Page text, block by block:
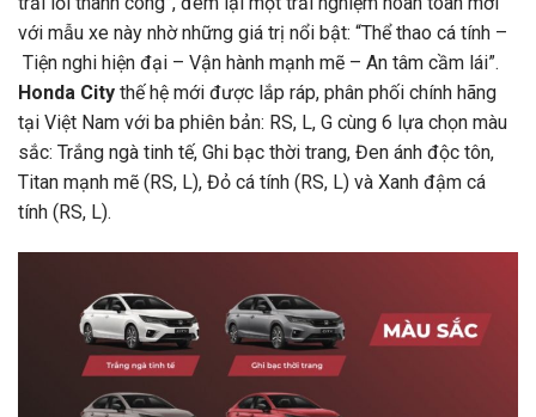
với mẫu xe này nhờ những giá trị nổi bật: “Thể thao cá tính –
Tiện nghi hiện đại – Vận hành mạnh mẽ – An tâm cầm lái”.
Honda City thế hệ mới được lắp ráp, phân phối chính hãng
tại Việt Nam với ba phiên bản: RS, L, G cùng 6 lựa chọn màu
sắc: Trắng ngà tinh tế, Ghi bạc thời trang, Đen ánh độc tôn,
Titan mạnh mẽ (RS, L), Đỏ cá tính (RS, L) và Xanh đậm cá
tính (RS, L).